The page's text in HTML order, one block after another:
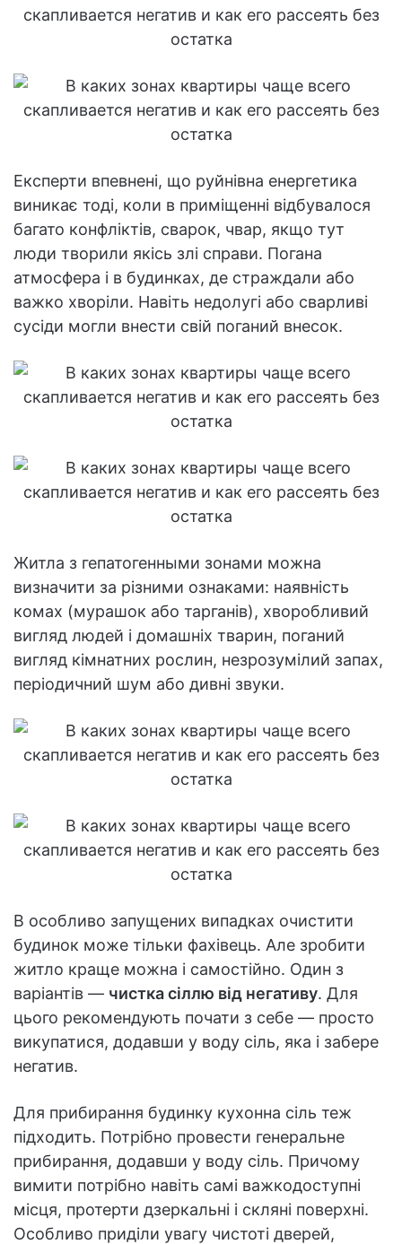
Експерти впевнені, що руйнівна енергетика
виникає тоді, коли в приміщенні відбувалося
багато конфліктів, сварок, чвар, якщо тут
люди творили якісь злі справи. Погана
атмосфера і в будинках, де страждали або
важко хворіли. Навіть недолугі або сварливі
сусіди могли внести свій поганий внесок.
Житла з гепатогенными зонами можна
визначити за різними ознаками: наявність
комах (мурашок або тарганів), хворобливий
вигляд людей і домашніх тварин, поганий
вигляд кімнатних рослин, незрозумілий запах,
періодичний шум або дивні звуки.
В особливо запущених випадках очистити
будинок може тільки фахівець. Але зробити
житло краще можна і самостійно. Один з
варіантів — чистка сіллю від негативу. Для
цього рекомендують почати з себе — просто
викупатися, додавши у воду сіль, яка і забере
негатив.
Для прибирання будинку кухонна сіль теж
підходить. Потрібно провести генеральне
прибирання, додавши у воду сіль. Причому
вимити потрібно навіть самі важкодоступні
місця, протерти дзеркальні і скляні поверхні.
Особливо приділи увагу чистоті дверей,